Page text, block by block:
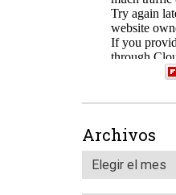
Archivos
Elegir el mes